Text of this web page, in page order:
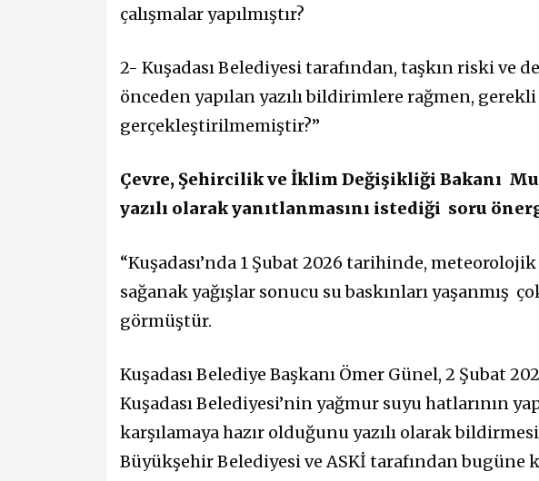
çalışmalar yapılmıştır?
2- Kuşadası Belediyesi tarafından, taşkın riski ve
önceden yapılan yazılı bildirimlere rağmen,
gerçekleştirilmemiştir?”
Çevre, Şehircilik ve İklim Değişikliği Bakanı
yazılı olarak yanıtlanmasını istediği soru
“Kuşadası’nda 1 Şubat 2026 tarihinde,
sağanak yağışlar sonucu su baskınları yaşanmış
görmüştür.
Kuşadası Belediye Başkanı Ömer Günel, 2 Şubat
Kuşadası Belediyesi’nin yağmur suyu hatlarının
karşılamaya hazır olduğunu yazılı olarak
Büyükşehir Belediyesi ve ASKİ tarafından bugüne